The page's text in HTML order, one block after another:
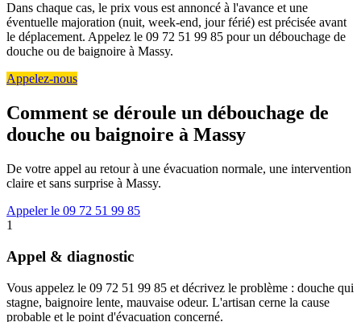
Dans chaque cas, le prix vous est annoncé à l'avance et une
éventuelle majoration (nuit, week-end, jour férié) est précisée avant
le déplacement. Appelez le 09 72 51 99 85 pour un débouchage de
douche ou de baignoire à Massy.
Appelez-nous
Comment se déroule un débouchage de
douche ou baignoire à Massy
De votre appel au retour à une évacuation normale, une intervention
claire et sans surprise à Massy.
Appeler le 09 72 51 99 85
1
Appel & diagnostic
Vous appelez le 09 72 51 99 85 et décrivez le problème : douche qui
stagne, baignoire lente, mauvaise odeur. L'artisan cerne la cause
probable et le point d'évacuation concerné.